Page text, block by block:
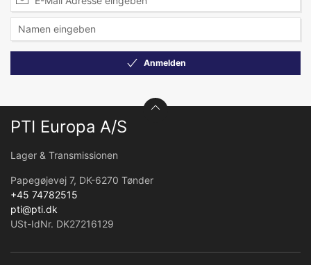
Anmelden
PTI Europa A/S
Lager & Transmissionen
Papegøjevej 7, DK-6270 Tønder
+45 74782515
pti@pti.dk
USt-IdNr. DK27216129